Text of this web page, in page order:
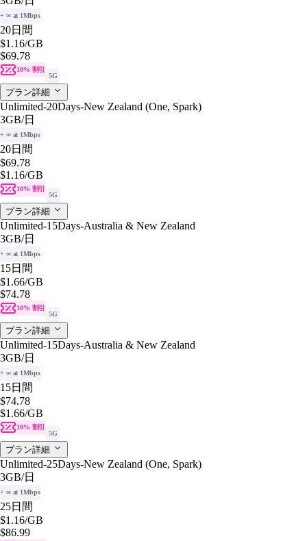
+ ∞ at 1Mbps
20日間
$1.16/GB
$69.78
10% 割引
5G
プラン詳細
Unlimited-20Days-New Zealand (One, Spark)
3GB/日
+ ∞ at 1Mbps
20日間
$69.78
$1.16/GB
10% 割引
5G
プラン詳細
Unlimited-15Days-Australia & New Zealand
3GB/日
+ ∞ at 1Mbps
15日間
$1.66/GB
$74.78
10% 割引
5G
プラン詳細
Unlimited-15Days-Australia & New Zealand
3GB/日
+ ∞ at 1Mbps
15日間
$74.78
$1.66/GB
10% 割引
5G
プラン詳細
Unlimited-25Days-New Zealand (One, Spark)
3GB/日
+ ∞ at 1Mbps
25日間
$1.16/GB
$86.99